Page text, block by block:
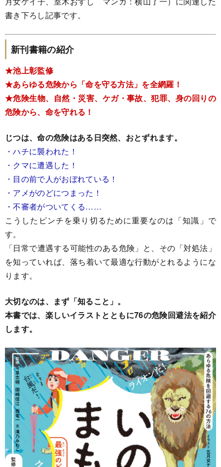
書き下ろし記事です。
新刊書籍の紹介
★池上彰監修
★あらゆる危険から「命を守る方法」を全網羅！
★危険生物、自然・災害、ケガ・事故、犯罪、身の回りの
危険から、命を守れる！
じつは、命の危険はある日突然、おとずれます。
・ハチに襲われた！
・クマに遭遇した！
・目の前で人がおぼれている！
・アメがのどにつまった！
・不審者がついてくる……
こうしたピンチを乗り切るために重要なのは「知識」で
す。
「日常で遭遇する可能性のある危険」と、その「対処法」
を知っていれば、落ち着いて最適な行動がとれるようにな
ります。
大切なのは、まず「知ること」。
本書では、楽しいイラストとともに76の危険回避法を紹介
します。